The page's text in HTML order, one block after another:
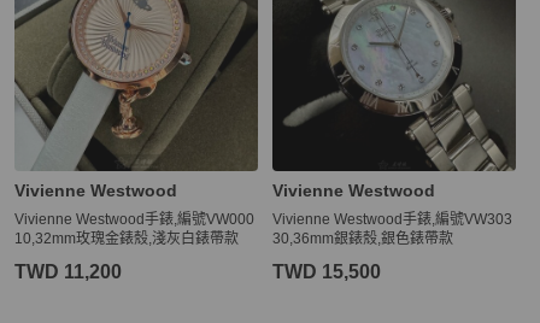
Vivienne Westwood
Vivienne Westwood手錶,編號VW000
10,32mm玫瑰金錶殼,淺灰白錶帶款
TWD 11,200
Vivienne Westwood
Vivienne Westwood手錶,編號VW303
30,36mm銀錶殼,銀色錶帶款
TWD 15,500